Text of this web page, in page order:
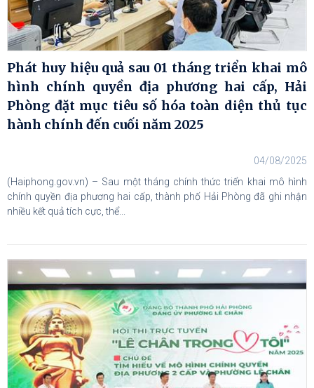
Phát huy hiệu quả sau 01 tháng triển khai mô
hình chính quyền địa phương hai cấp, Hải
Phòng đặt mục tiêu số hóa toàn diện thủ tục
hành chính đến cuối năm 2025
04/08/2025
(Haiphong.gov.vn) – Sau một tháng chính thức triển khai mô hình
chính quyền địa phương hai cấp, thành phố Hải Phòng đã ghi nhận
nhiều kết quả tích cực, thể...